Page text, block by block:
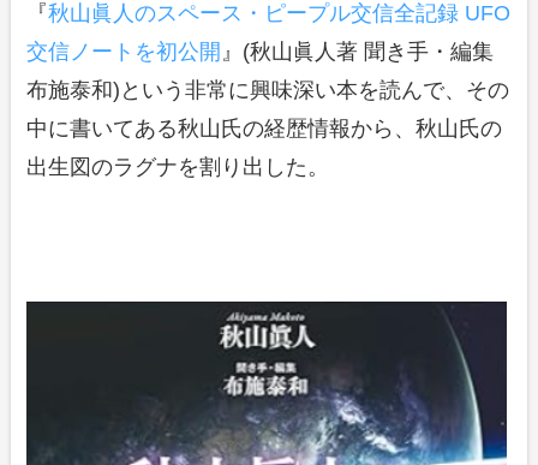
『秋山眞人のスペース・ピープル交信全記録 UFO
交信ノートを初公開 』(秋山眞人著 聞き手・編集
布施泰和)という非常に興味深い本を読んで、その
中に書いてある秋山氏の経歴情報から、秋山氏の
出生図のラグナを割り出した。